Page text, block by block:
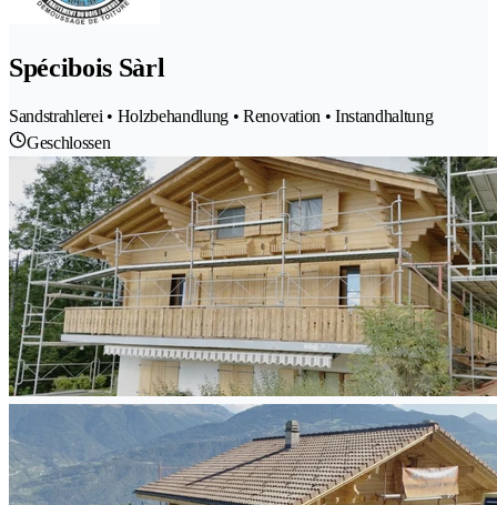
Spécibois Sàrl
Sandstrahlerei • Holzbehandlung • Renovation • Instandhaltung
Geschlossen